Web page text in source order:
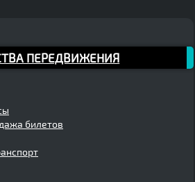
ПЕРЕДВИЖЕНИЯ
билетов